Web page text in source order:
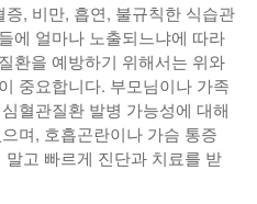
, 비만, 흡연, 불규칙한 식습관
에 얼마나 노출되느냐에 따라
환을 예방하기 위해서는 위와
중요합니다. 부모님이나 가족
혈관질환 발병 가능성에 대해
며, 호흡곤란이나 가슴 통증
고 빠르게 진단과 치료를 받